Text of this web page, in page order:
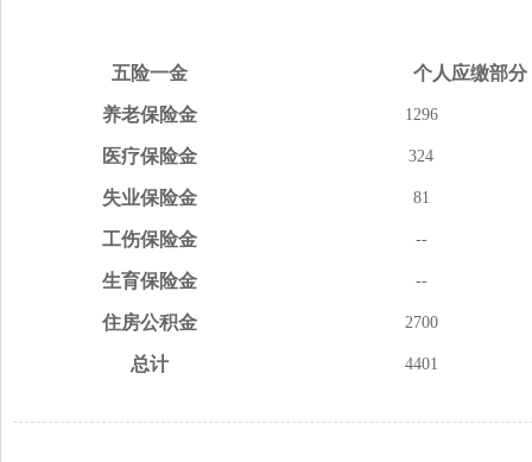
五险一金 个人应缴部分
养老保险金 1296
医疗保险金 324
失业保险金 81
工伤保险金 --
生育保险金 --
住房公积金 2700
总计 4401